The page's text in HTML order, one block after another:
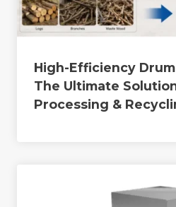
High-Efficiency
The Ultimate
Processing &